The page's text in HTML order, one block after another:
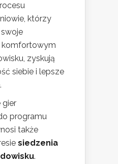
którzy
komfortowym
zyskują
siebie i lepsze
gier
programu
także
siedzenia
.